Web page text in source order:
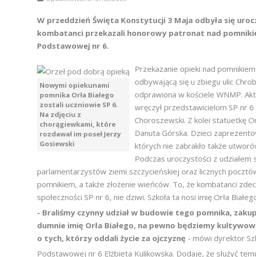
W przeddzień Święta Konstytucji 3 Maja odbyła się
kombatanci przekazali honorowy patronat nad
Podstawowej nr 6.
Nowymi opiekunami
pomnika Orła Białego
zostali uczniowie SP 6.
Na zdjęciu z
chorągiewkami, które
rozdawał im poseł Jerzy
Gosiewski
Przekazanie opieki nad
odbywającą się u zbiegu ulic
odprawiona w kościele WNMP.
wręczył przedstawicielom SP nr
Choroszewski. Z kolei statuetkę
Danuta Górska. Dzieci
których nie zabrakło także
Podczas uroczystości z
parlamentarzystów ziemi szczycieńskiej oraz licznych
pomnikiem, a także złożenie wieńców. To, że kombatanci
społeczności SP nr 6, nie dziwi. Szkoła ta nosi imię Orła
- Braliśmy czynny udział w budowie tego pomnika,
dumnie imię Orła Białego, na pewno będziemy
o tych, którzy oddali życie za ojczyznę - mówi dyrektor
Podstawowej nr 6 Elżbieta Kulikowska. Dodaje, że służyć